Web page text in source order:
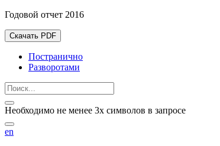
Годовой отчет 2016
Скачать PDF
Постранично
Разворотами
Необходимо не менее 3х символов в запросе
en